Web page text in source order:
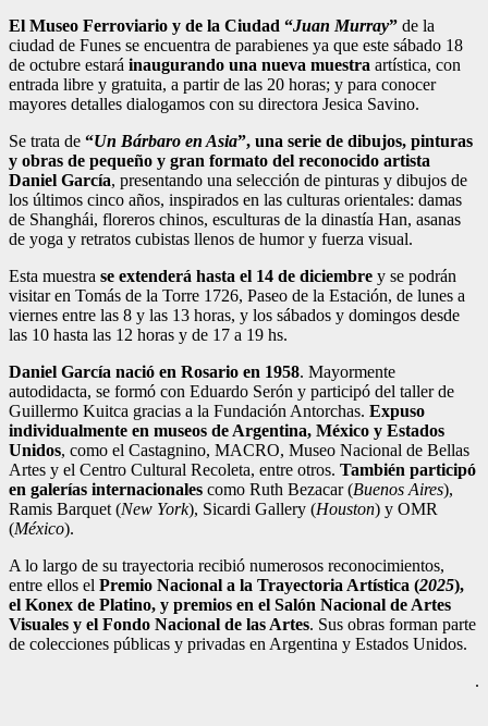
El Museo Ferroviario y de la Ciudad “Juan Murray” de la
ciudad de Funes se encuentra de parabienes ya que este sábado 18
de octubre estará inaugurando una nueva muestra artística, con
entrada libre y gratuita, a partir de las 20 horas; y para conocer
mayores detalles dialogamos con su directora Jesica Savino.
Se trata de “Un Bárbaro en Asia”, una serie de dibujos, pinturas
y obras de pequeño y gran formato del reconocido artista
Daniel García, presentando una selección de pinturas y dibujos de
los últimos cinco años, inspirados en las culturas orientales: damas
de Shanghái, floreros chinos, esculturas de la dinastía Han, asanas
de yoga y retratos cubistas llenos de humor y fuerza visual.
Esta muestra se extenderá hasta el 14 de diciembre y se podrán
visitar en Tomás de la Torre 1726, Paseo de la Estación, de lunes a
viernes entre las 8 y las 13 horas, y los sábados y domingos desde
las 10 hasta las 12 horas y de 17 a 19 hs.
Daniel García nació en Rosario en 1958. Mayormente
autodidacta, se formó con Eduardo Serón y participó del taller de
Guillermo Kuitca gracias a la Fundación Antorchas. Expuso
individualmente en museos de Argentina, México y Estados
Unidos, como el Castagnino, MACRO, Museo Nacional de Bellas
Artes y el Centro Cultural Recoleta, entre otros. También participó
en galerías internacionales como Ruth Bezacar (Buenos Aires),
Ramis Barquet (New York), Sicardi Gallery (Houston) y OMR
(México).
A lo largo de su trayectoria recibió numerosos reconocimientos,
entre ellos el Premio Nacional a la Trayectoria Artística (2025),
el Konex de Platino, y premios en el Salón Nacional de Artes
Visuales y el Fondo Nacional de las Artes. Sus obras forman parte
de colecciones públicas y privadas en Argentina y Estados Unidos.
.